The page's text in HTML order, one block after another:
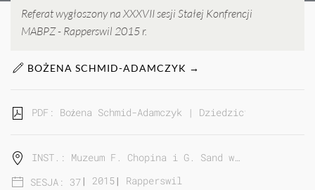
Referat wygłoszony na XXXVII sesji Stałej Konfrencji
MABPZ - Rapperswil 2015 r.
BOŻENA SCHMID-ADAMCZYK →
PDF: Bożena Schmid-Adamczyk | Dziedzictwo
INST.: Muzeum F. Chopina i G. Sand w…
SESJA: 37| 2015| Rapperswil